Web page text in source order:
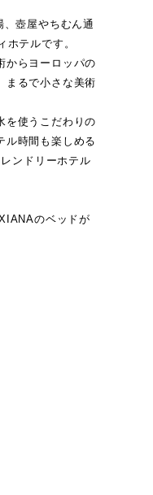
壺屋やちむん通
テルです。
からヨーロッパの
まるで小さな美術
を使うこだわりの
ル時間も楽しめる
ンドリーホテル
のベッドが